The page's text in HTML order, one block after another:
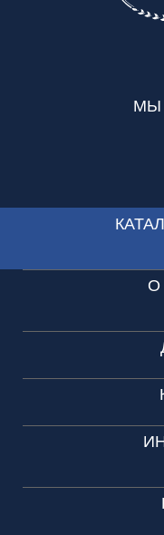
СТЕКЛО
ДУШЕВЫЕ
О
Видео-
Вакансии
Вопросы
МЫ